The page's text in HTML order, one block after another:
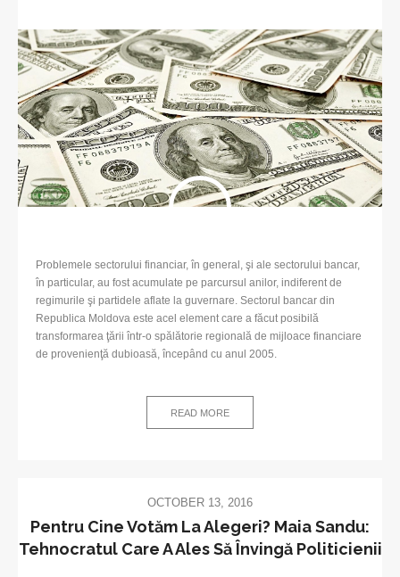
Problemele sectorului financiar, în general, şi ale sectorului bancar,
în particular, au fost acumulate pe parcursul anilor, indiferent de
regimurile şi partidele aflate la guvernare. Sectorul bancar din
Republica Moldova este acel element care a făcut posibilă
transformarea ţării într-o spălătorie regională de mijloace financiare
de provenienţă dubioasă, începând cu anul 2005.
READ MORE
OCTOBER 13, 2016
Pentru Cine Votăm La Alegeri? Maia Sandu:
Tehnocratul Care A Ales Să Învingă Politicienii